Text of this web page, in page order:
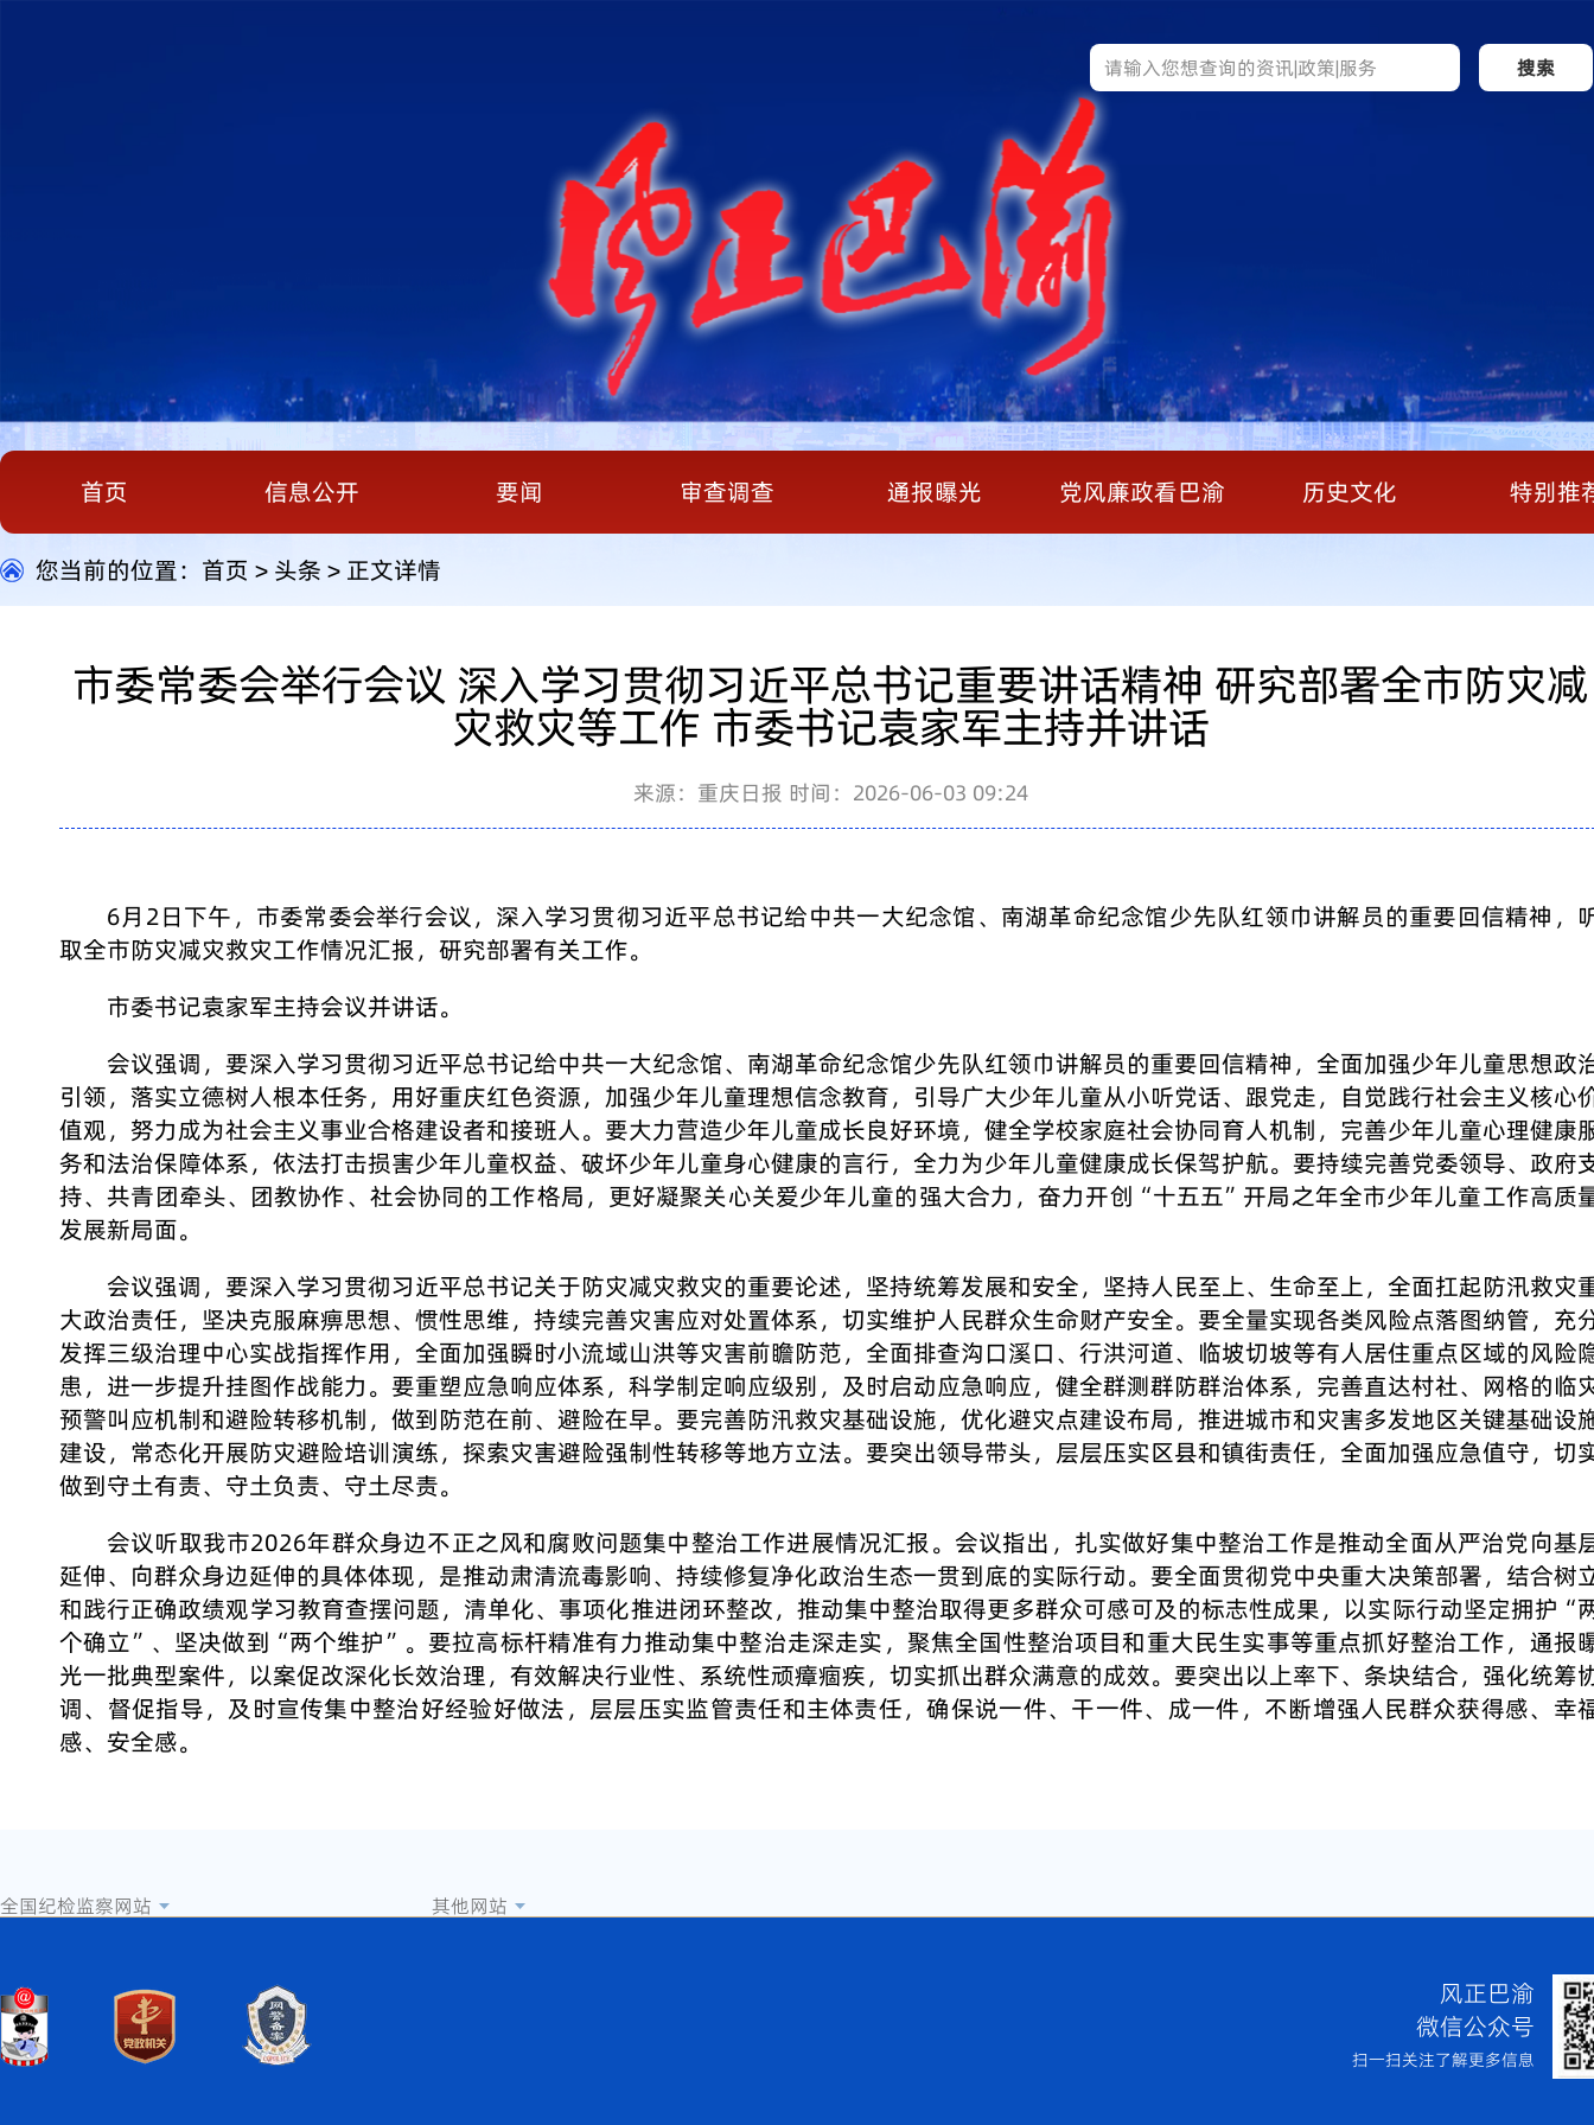
搜索
首页 信息公开 要闻 审查调查 通报曝光 党风廉政看巴渝 历史文化 特别推
您当前的位置： 首页 > 头条 > 正文详情
市委常委会举行会议 深入学习贯彻习近平总书记重要讲话精神 研究部署全市防灾减
灾救灾等工作 市委书记袁家军主持并讲话
来源：重庆日报 时间：2026-06-03 09:24
6月2日下午，市委常委会举行会议，深入学习贯彻习近平总书记给中共一大纪念馆、南湖革命纪念馆少先队红领巾讲解员的重要回信精神，
取全市防灾减灾救灾工作情况汇报，研究部署有关工作。
市委书记袁家军主持会议并讲话。
会议强调，要深入学习贯彻习近平总书记给中共一大纪念馆、南湖革命纪念馆少先队红领巾讲解员的重要回信精神，全面加强少年儿童思想政
引领，落实立德树人根本任务，用好重庆红色资源，加强少年儿童理想信念教育，引导广大少年儿童从小听党话、跟党走，自觉践行社会主义核心
值观，努力成为社会主义事业合格建设者和接班人。要大力营造少年儿童成长良好环境，健全学校家庭社会协同育人机制，完善少年儿童心理健康
务和法治保障体系，依法打击损害少年儿童权益、破坏少年儿童身心健康的言行，全力为少年儿童健康成长保驾护航。要持续完善党委领导、政府
持、共青团牵头、团教协作、社会协同的工作格局，更好凝聚关心关爱少年儿童的强大合力，奋力开创“十五五”开局之年全市少年儿童工作高质
发展新局面。
会议强调，要深入学习贯彻习近平总书记关于防灾减灾救灾的重要论述，坚持统筹发展和安全，坚持人民至上、生命至上，全面扛起防汛救灾
大政治责任，坚决克服麻痹思想、惯性思维，持续完善灾害应对处置体系，切实维护人民群众生命财产安全。要全量实现各类风险点落图纳管，充
发挥三级治理中心实战指挥作用，全面加强瞬时小流域山洪等灾害前瞻防范，全面排查沟口溪口、行洪河道、临坡切坡等有人居住重点区域的风险
患，进一步提升挂图作战能力。要重塑应急响应体系，科学制定响应级别，及时启动应急响应，健全群测群防群治体系，完善直达村社、网格的临
预警叫应机制和避险转移机制，做到防范在前、避险在早。要完善防汛救灾基础设施，优化避灾点建设布局，推进城市和灾害多发地区关键基础设
建设，常态化开展防灾避险培训演练，探索灾害避险强制性转移等地方立法。要突出领导带头，层层压实区县和镇街责任，全面加强应急值守，切
做到守土有责、守土负责、守土尽责。
会议听取我市2026年群众身边不正之风和腐败问题集中整治工作进展情况汇报。会议指出，扎实做好集中整治工作是推动全面从严治党向基
延伸、向群众身边延伸的具体体现，是推动肃清流毒影响、持续修复净化政治生态一贯到底的实际行动。要全面贯彻党中央重大决策部署，结合树
和践行正确政绩观学习教育查摆问题，清单化、事项化推进闭环整改，推动集中整治取得更多群众可感可及的标志性成果，以实际行动坚定拥护“
个确立”、坚决做到“两个维护”。要拉高标杆精准有力推动集中整治走深走实，聚焦全国性整治项目和重大民生实事等重点抓好整治工作，通报
光一批典型案件，以案促改深化长效治理，有效解决行业性、系统性顽瘴痼疾，切实抓出群众满意的成效。要突出以上率下、条块结合，强化统筹
调、督促指导，及时宣传集中整治好经验好做法，层层压实监管责任和主体责任，确保说一件、干一件、成一件，不断增强人民群众获得感、幸
感、安全感。
全国纪检监察网站 其他网站
风正巴渝
微信公众号
扫一扫关注了解更多信息